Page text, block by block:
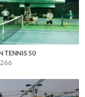
TENNIS 50